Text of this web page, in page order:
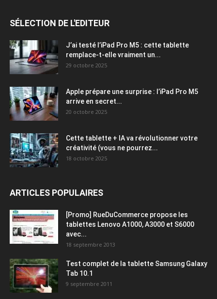
SÉLECTION DE L'EDITEUR
J’ai testé l’iPad Pro M5 : cette tablette
remplace-t-elle vraiment un...
29 octobre 2025
Apple prépare une surprise : l’iPad Pro M5
arrive en secret...
20 octobre 2025
Cette tablette + IA va révolutionner votre
créativité (vous ne pourrez...
18 octobre 2025
ARTICLES POPULAIRES
[Promo] RueDuCommerce propose les
tablettes Lenovo A1000, A3000 et S6000
avec...
18 septembre 2013
Test complet de la tablette Samsung Galaxy
Tab 10.1
9 septembre 2011